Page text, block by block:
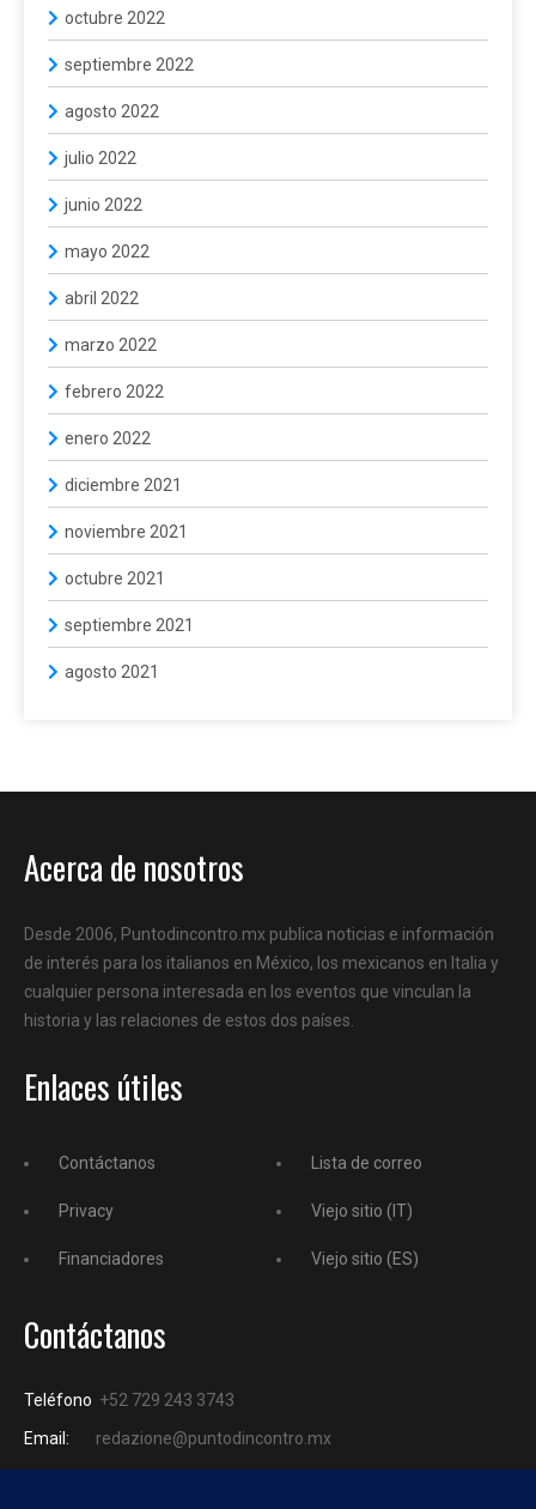
octubre 2022
septiembre 2022
agosto 2022
julio 2022
junio 2022
mayo 2022
abril 2022
marzo 2022
febrero 2022
enero 2022
diciembre 2021
noviembre 2021
octubre 2021
septiembre 2021
agosto 2021
Acerca de nosotros
Desde 2006, Puntodincontro.mx publica noticias e información
de interés para los italianos en México, los mexicanos en Italia y
cualquier persona interesada en los eventos que vinculan la
historia y las relaciones de estos dos países.
Enlaces útiles
Contáctanos
Privacy
Financiadores
Lista de correo
Viejo sitio (IT)
Viejo sitio (ES)
Contáctanos
Teléfono +52 729 243 3743
Email:
redazione@puntodincontro.mx